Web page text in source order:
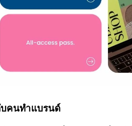
บคนทำแบรนด์